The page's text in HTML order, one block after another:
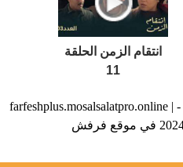
انتقام الزمن الحلقة
11
farfeshplus.mosalsalatpro.online | مسلسل انتقام الزمن الحلقة 12 -